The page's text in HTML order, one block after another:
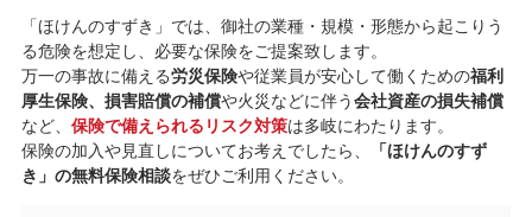
「ほけんのすずき」では、御社の業種・規模・形態から起こりう
る危険を想定し、必要な保険をご提案致します。
万一の事故に備える労災保険や従業員が安心して働くための福利
厚生保険、損害賠償の補償や火災などに伴う会社資産の損失補償
など、 保険で備えられるリスク対策は多岐にわたります。
保険の加入や見直しについてお考えでしたら、
「ほけんのすず
き」の無料保険相談をぜひご利用ください。